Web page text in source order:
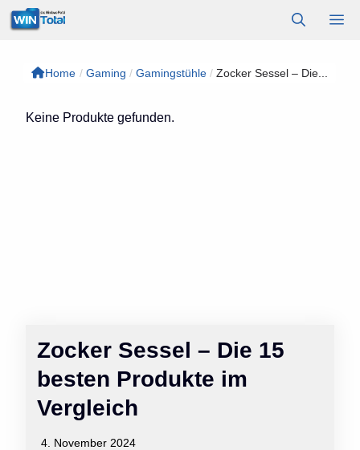
Zum
Inhalt
Home / Gaming / Gamingstühle / Zocker Sessel – Die...
Zocker Sessel – Die 15
besten Produkte im
Vergleich
4. November 2024
Keine Produkte gefunden.